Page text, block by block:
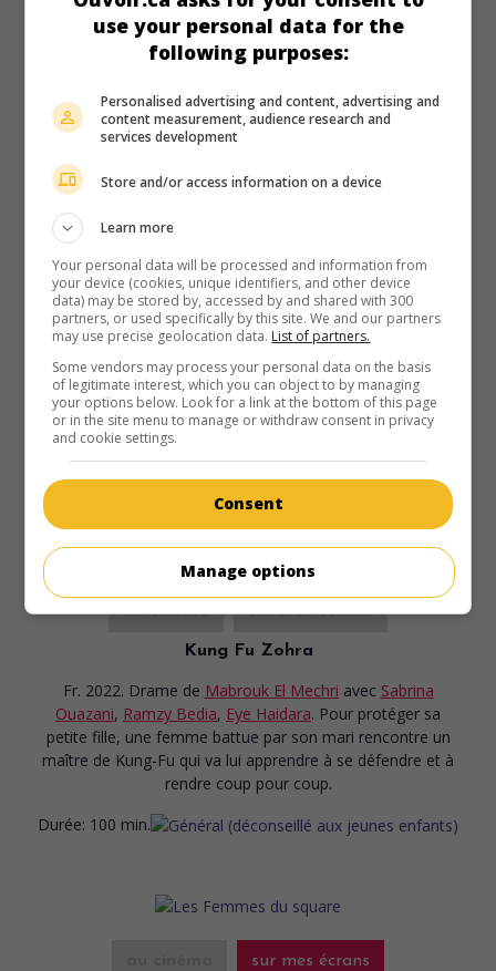
Haidara,Julien de Saint-Jean. Sur le point d'être libéré d'un
centre pour délinquants, un garçon de 17 ans s'éprend d'un
nouvel arrivant.
Durée:
83 min.
Hawaii
Fr. 2023. Comédiede Melissa Drigeard avec Bérénice Bejo
Élodie Bouchez,Émilie Caen. En vacances à Hawaii, des
amis français, sous le coup d'une fausse alerte au missile,
s'avouent des vérités désagréables, qui empoisonnent le
reste de leur séjour.
au cinéma sur mes écrans
Kung Fu Zohra
Fr. 2022. Drame de Mabrouk El Mechri avec Sabrina
Ouazani, Ramzy Bedia, Eye Haidara. Pour protéger sa
petite fille, une femme battue par son mari rencontre un
maître de Kung-Fu qui va lui apprendre à se défendre et à
rendre coup pour coup.
Durée: 100 min.
sur mes écrans
use your personal data for the
following purposes:
Personalised advertising and content, advertising and
content measurement, audience research and
services development
Store and/or access information on a device
Learn more
Your personal data will be processed and information from
your device (cookies, unique identifiers, and other device
data) may be stored by, accessed by and shared with 300
partners, or used specifically by this site. We and our partners
may use precise geolocation data. List of partners.
Some vendors may process your personal data on the basis
of legitimate interest, which you can object to by managing
your options below. Look for a link at the bottom of this page
or in the site menu to manage or withdraw consent in privacy
and cookie settings.
Consent
Manage options